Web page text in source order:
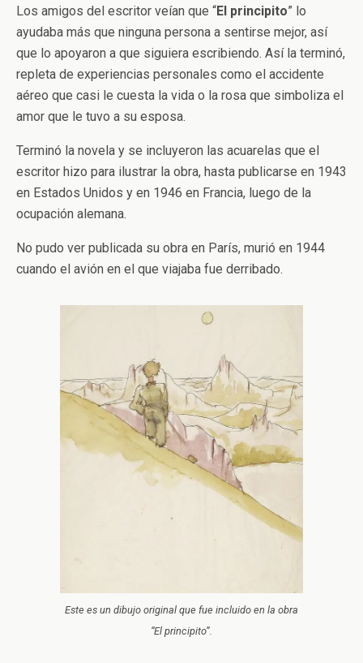
Los amigos del escritor veían que “El principito” lo
ayudaba más que ninguna persona a sentirse mejor, así
que lo apoyaron a que siguiera escribiendo. Así la terminó,
repleta de experiencias personales como el accidente
aéreo que casi le cuesta la vida o la rosa que simboliza el
amor que le tuvo a su esposa.
Terminó la novela y se incluyeron las acuarelas que el
escritor hizo para ilustrar la obra, hasta publicarse en 1943
en Estados Unidos y en 1946 en Francia, luego de la
ocupación alemana.
No pudo ver publicada su obra en París, murió en 1944
cuando el avión en el que viajaba fue derribado.
Este es un dibujo original que fue incluido en la obra
“El principito”.